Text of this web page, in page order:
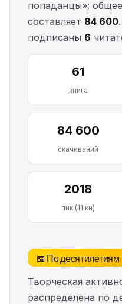
попаданцы»;
составляет 84 600
подписаны 6
61
книга
84 600
скачиваний
2018
пик (11 кн)
📅 По десятилетиям
Творческая
распределена по